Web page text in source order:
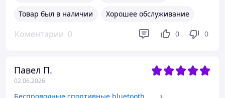
Товар был в наличии
Хорошее обслуживание
Коментарии 0 0 0
Павел П.
02.06.2026